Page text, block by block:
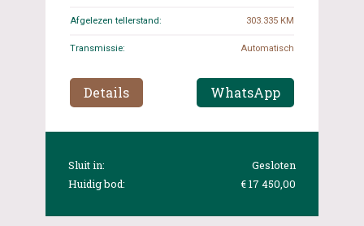
Afgelezen tellerstand: 303.335 KM
Transmissie: Automatisch
Details WhatsApp
Sluit in:
Gesloten
Huidig bod:
€ 17 450,00